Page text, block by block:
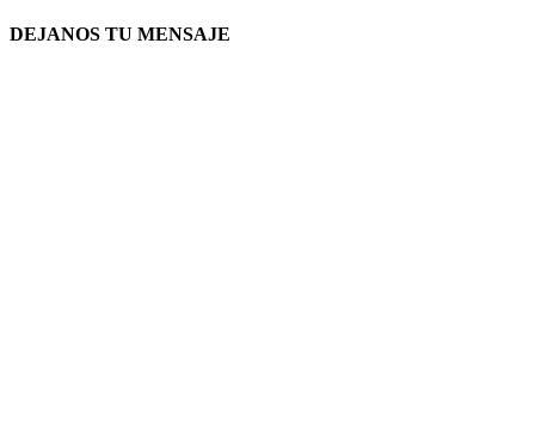
DEJANOS TU MENSAJE